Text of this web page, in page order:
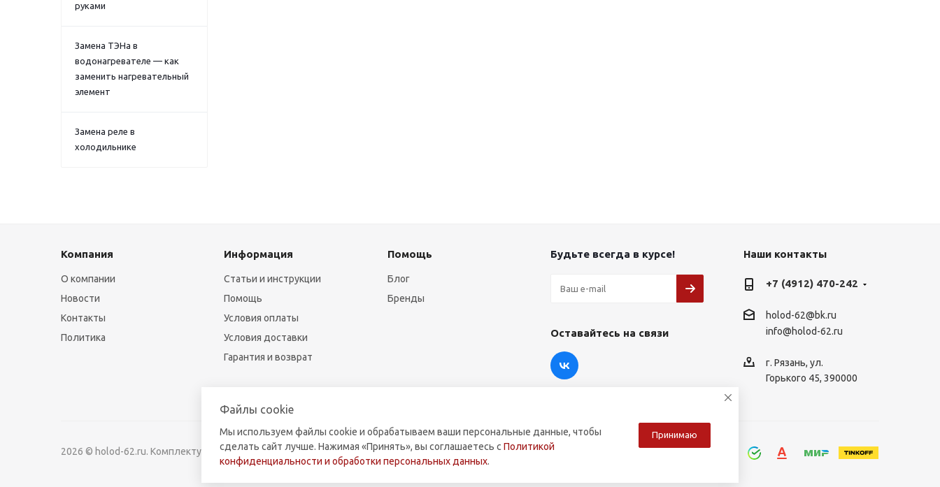
руками
Замена ТЭНа в
водонагревателе — как
заменить нагревательный
элемент
Замена реле в
холодильнике
Компания
О компании
Новости
Контакты
Политика
Информация
Статьи и инструкции
Помощь
Условия оплаты
Условия доставки
Гарантия и возврат
Помощь
Блог
Бренды
Будьте всегда в курсе!
Оставайтесь на связи
Наши контакты
+7 (4912) 470-242
holod-62@bk.ru
info@holod-62.ru
г. Рязань, ул.
Горького 45, 390000
2026 © holod-62.ru. Комплектующие для бытовой и коммерческой техники.
Файлы cookie
Мы используем файлы cookie и обрабатываем ваши персональные данные, чтобы
сделать сайт лучше. Нажимая «Принять», вы соглашаетесь с Политикой
конфиденциальности и обработки персональных данных.
Принимаю